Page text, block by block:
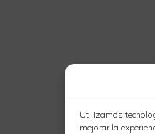
Utilizamos
mejorar la